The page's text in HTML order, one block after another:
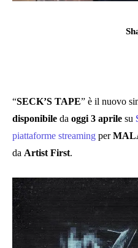
“SECK’S TAPE” è il nuovo
disponibile da oggi 3 aprile su
piattaforme streaming per
da Artist First.